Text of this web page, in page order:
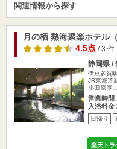
関連情報から探す
月の栖 熱海聚楽ホテル
4.5点/ 3 件
静岡県 /
伊豆多賀
JR東海道
小田原厚…
営業時間
入浴料金
日帰り
楽天トラ